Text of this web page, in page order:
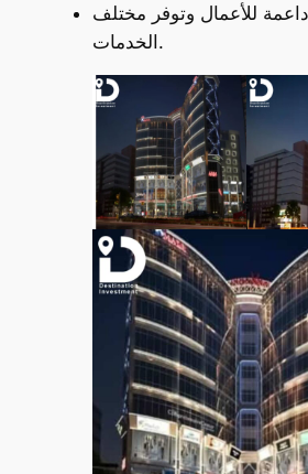
للأعمال وتوفر مختلف
الخدمات.